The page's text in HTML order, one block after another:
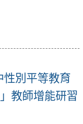
別平等教育
教師增能研習